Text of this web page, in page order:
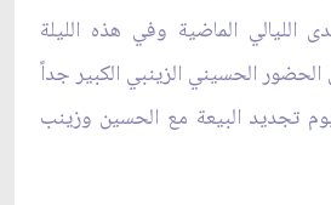
الليالي الماضية وفي هذه الليلة
الحضور الحسيني الزينبي الكبير جداً
تجديد البيعة مع الحسين وزينب